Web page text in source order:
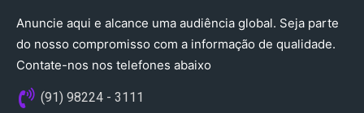
Anuncie aqui e alcance uma audiência global. Seja parte
do nosso compromisso com a informação de qualidade.
Contate-nos nos telefones abaixo
(91) 98224 - 3111